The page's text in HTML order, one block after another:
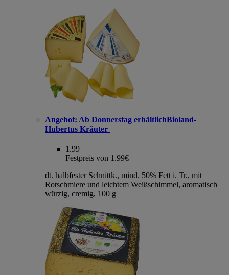
Angebot: Ab Donnerstag erhältlichBioland-
Hubertus Kräuter
1.99
Festpreis von 1.99€
dt. halbfester Schnittk., mind. 50% Fett i. Tr., mit
Rotschmiere und leichtem Weißschimmel, aromatisch
würzig, cremig, 100 g